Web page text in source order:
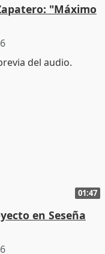
"Máximo
01:47
en Seseña